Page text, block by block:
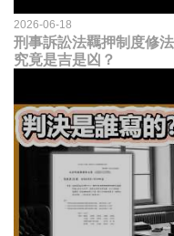
2026-06-18
刑事訴訟法羈押制度修
究竟是吉是凶？